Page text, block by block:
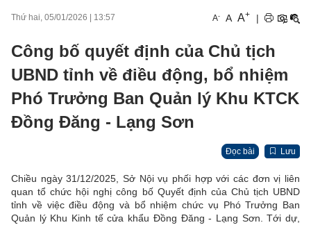
Thứ hai, 05/01/2026 13:57 A- A A+ |
Công bố quyết định của Chủ tịch
UBND tỉnh về điều động, bổ nhiệm
Phó Trưởng Ban Quản lý Khu KTCK
Đồng Đăng - Lạng Sơn
Đọc bài Lưu
Chiều ngày 31/12/2025, Sở Nội vụ phối hợp với các đơn vị liên
quan tổ chức hội nghị công bố Quyết định của Chủ tịch UBND
tỉnh về việc điều động và bổ nhiệm chức vụ Phó Trưởng Ban
Quản lý Khu Kinh tế cửa khẩu Đồng Đăng - Lạng Sơn. Tới dự,